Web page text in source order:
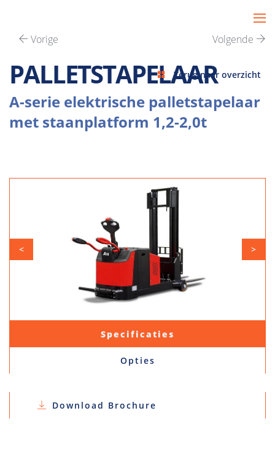
Vorige Volgende
Terug naar overzicht
PALLETSTAPELAAR
A-serie elektrische palletstapelaar
met staanplatform 1,2-2,0t
< >
Specificaties
Opties
Download Brochure